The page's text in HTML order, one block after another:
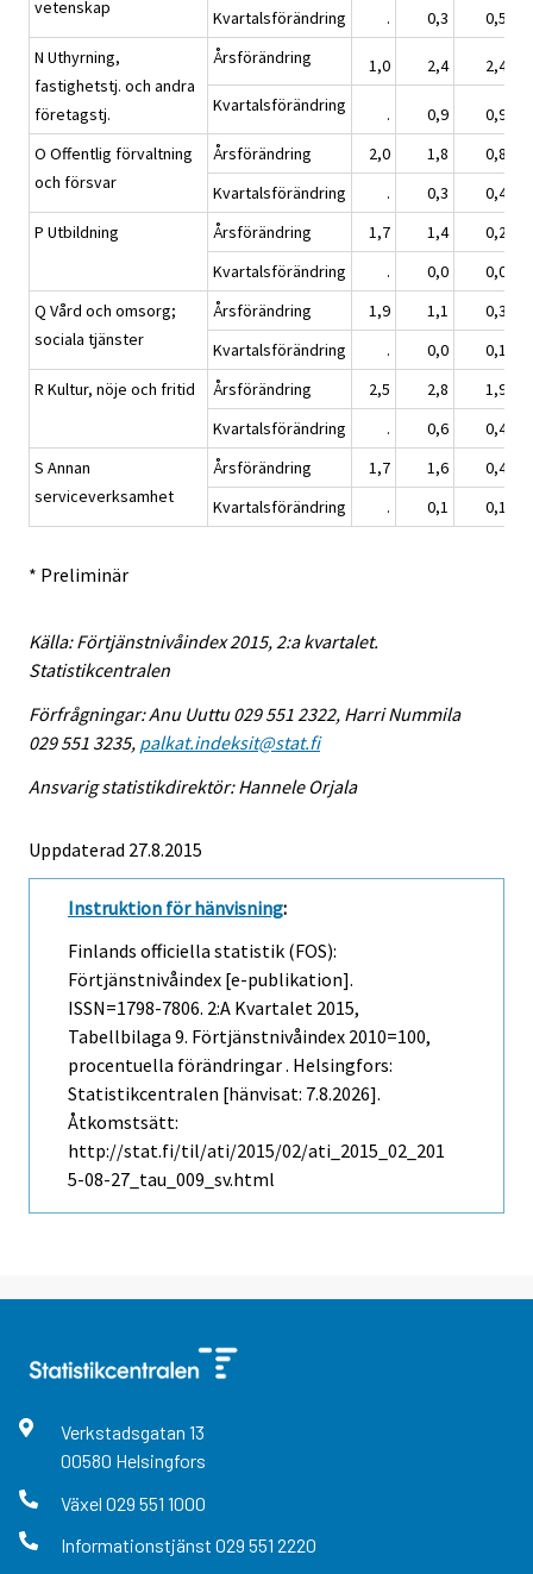
vetenskap Kvartalsförändring . 0,3
0,5
N Uthyrning,
fastighetstj. och andra
företagstj.
Årsförändring 1,0 2,4
2,4
Kvartalsförändring
. 0,9
0,9
O Offentlig förvaltning
och försvar
Årsförändring 2,0 1,8
0,8
Kvartalsförändring
. 0,3
0,4
P Utbildning
Årsförändring 1,7 1,4
0,2
Kvartalsförändring
. 0,0
0,0
Q Vård och omsorg;
sociala tjänster
Årsförändring 1,9 1,1
0,3
Kvartalsförändring
. 0,0
0,1
R Kultur, nöje och fritid
Årsförändring 2,5 2,8
1,9
Kvartalsförändring
. 0,6
0,4
S Annan
serviceverksamhet
Årsförändring 1,7 1,6
0,4
Kvartalsförändring
. 0,1 0,1
* Preliminär
Källa: Förtjänstnivåindex 2015, 2:a kvartalet.
Statistikcentralen
Förfrågningar: Anu Uuttu 029 551 2322, Harri Nummila
029 551 3235, palkat.indeksit@stat.fi
Ansvarig statistikdirektör: Hannele Orjala
Uppdaterad 27.8.2015
Instruktion för hänvisning:
Finlands officiella statistik (FOS):
Förtjänstnivåindex [e-publikation].
ISSN=1798-7806. 2:a Kvartalet 2015,
Tabellbilaga 9. Förtjänstnivåindex 2010=100,
procentuella förändringar . Helsingfors:
Statistikcentralen [hänvisat: 7.8.2026].
Åtkomstsätt:
http://stat.fi/til/ati/2015/02/ati_2015_02_201
5-08-27_tau_009_sv.html
Verkstadsgatan 13
00580 Helsingfors
Växel 029 551 1000
Informationstjänst 029 551 2220